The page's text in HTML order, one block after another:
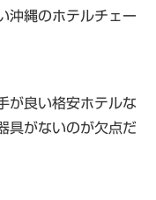
沖縄のホテルチェー
が良い格安ホテルな
具がないのが欠点だ